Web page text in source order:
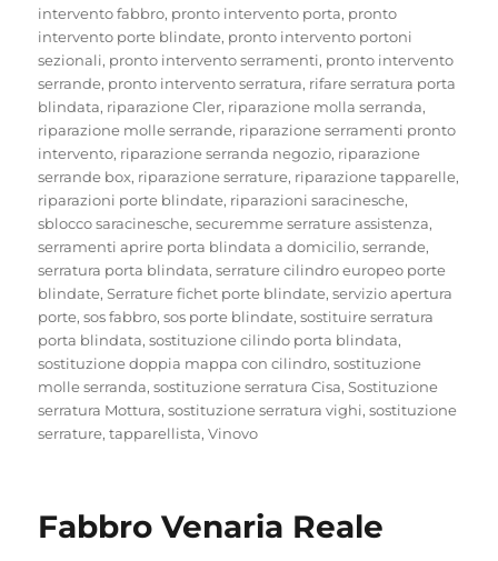
intervento fabbro, pronto intervento porta, pronto
intervento porte blindate, pronto intervento portoni
sezionali, pronto intervento serramenti, pronto intervento
serrande, pronto intervento serratura, rifare serratura porta
blindata, riparazione Cler, riparazione molla serranda,
riparazione molle serrande, riparazione serramenti pronto
intervento, riparazione serranda negozio, riparazione
serrande box, riparazione serrature, riparazione tapparelle,
riparazioni porte blindate, riparazioni saracinesche,
sblocco saracinesche,securemme serrature assistenza,
serramenti aprire porta blindata a domicilio,serrande,
serratura porta blindata,serrature cilindro europeo porte
blindate,Serrature fichet porte blindate,servizio apertura
porte,sos fabbro,sos porte blindate,sostituire serratura
porta blindata,sostituzione cilindo porta blindata,
sostituzione doppia mappa con cilindro,sostituzione
molle serranda,sostituzione serratura Cisa,Sostituzione
serratura Mottura,sostituzione serratura vighi,sostituzione
serrature,tapparellista,Vinovo
Fabbro Venaria Reale